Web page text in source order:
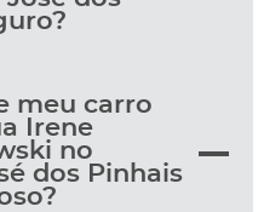
meu carro
Irene
no
dos Pinhais